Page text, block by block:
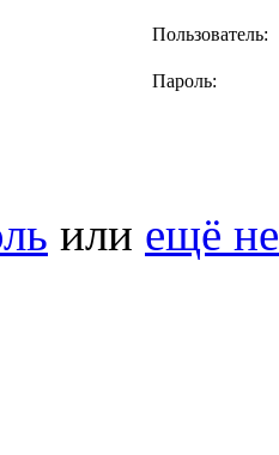
Пользователь:
Пароль:
или ещё